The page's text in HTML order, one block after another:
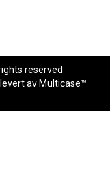
reserved
levert av Multicase™